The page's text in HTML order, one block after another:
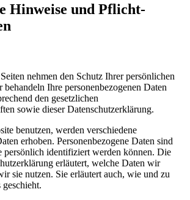
Hinweise und Pflicht­
nehmen den Schutz Ihrer persönlichen
behandeln Ihre personenbezogenen Daten
den gesetzlichen
sowie dieser Datenschutzerklärung.
benutzen, werden verschiedene
erhoben. Personenbezogene Daten sind
persönlich identifiziert werden können. Die
erläutert, welche Daten wir
sie nutzen. Sie erläutert auch, wie und zu